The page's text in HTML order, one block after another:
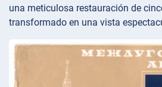
una meticulosa restauración de
transformado en una vista